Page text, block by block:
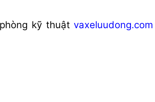
kỹ thuậtvaxeluudong.com